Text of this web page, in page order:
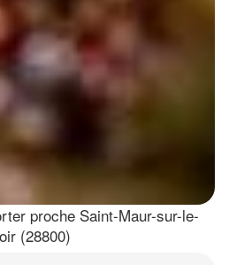
proche Saint-Maur-sur-le-
(28800)